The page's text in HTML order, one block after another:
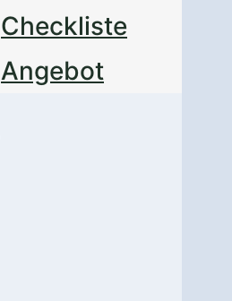
Checkliste
Angebot